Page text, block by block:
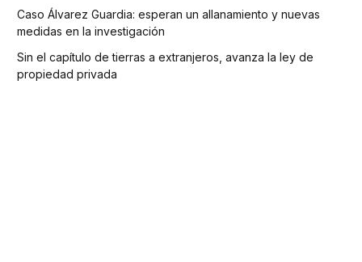
Caso Álvarez Guardia: esperan un allanamiento y nuevas
medidas en la investigación
Sin el capítulo de tierras a extranjeros, avanza la ley de
propiedad privada